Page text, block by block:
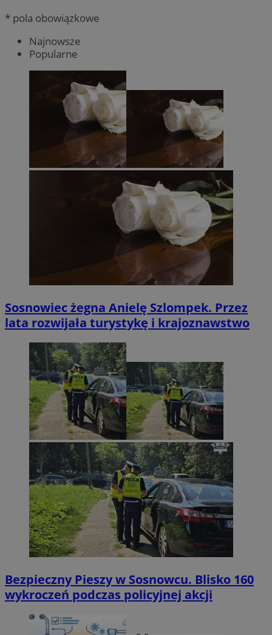
* pola obowiązkowe
Najnowsze
Popularne
Sosnowiec żegna Anielę Szlompek. Przez
lata rozwijała turystykę i krajoznawstwo
Bezpieczny Pieszy w Sosnowcu. Blisko 160
wykroczeń podczas policyjnej akcji